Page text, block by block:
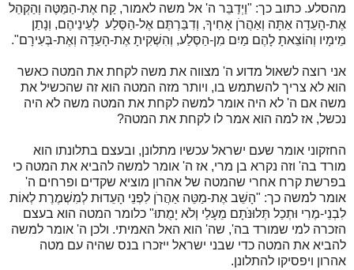
מהסלע. כתוב כך: "וַיְדַבֵּר ה' אל משה לאמור, קַח אֶת-הַמַּטֶּה וְהַקְהֵל
אֶת-הָעֵדָה אַתָּה וְאַהֲרֹן אָחִיךָ, וְדִבַּרְתֶּם אֶל-הַסֶּלַע לְעֵינֵיהֶם, וְנָתַן
מֵימָיו וְהוֹצֵאתָ לָהֶם מַיִם מִן-הַסֶּלַע, וְהִשְׁקִיתָ אֶת-הָעֵדָה וְאֶת-בְּעִירָם".
אני רוצה לשאול מדוע ה' מצווה את משה לקחת את המטה כאשר
הוא לא צריך להשתמש בו, ויותר מזה המטה הוא זה שהכשיל את
משה אם ה' לא היה אומר למשה לקחת את המטה משה לא היה
נכשל, אז למה הוא אמר לו לקחת את המטה?
החזקוני אומר שעם ישראל עכשיו מתלונן, ובעצם בתלונתו הוא
מורד בה' וזה נקרא בן מרי, אז ה' אומר למשה להביא את המטה כי
בפרשת קרח אחרי שהמטה של אהרון מוציא שקדים ופרחים ה'
אומר למשה כך: "הָשֵׁב אֶת-מַטֵּה אַהֲרֹן לִפְנֵי הָעֵדוּת לְמִשְׁמֶרֶת לְאוֹת
לִבְנֵי-מֶרִי וּתְכַל תְּלוּנֹּתָם מֵעָלַי וְלֹא יָמֻתוּ" כלומר המטה הוא בעצם
הזכרה למי שמורד בה', שה' הוא האל האמיתי. ולכן ה' אומר למשה
להביא את המטה כדי שבני ישראל ייזכרו בנס שהיה עם מטה
אהרון ויפסיקו להתלונן.